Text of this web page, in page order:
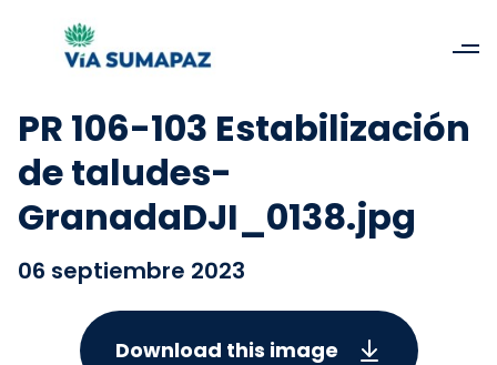
PR 106-103 Estabilización
de taludes-
GranadaDJI_0138.jpg
06 septiembre 2023
Download this image